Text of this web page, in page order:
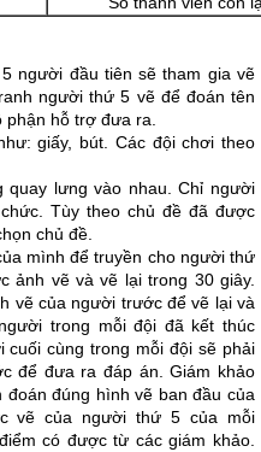
người đầu tiên sẽ tham gia vẽ
người thứ 5 vẽ để đoán tên
hỗ trợ đưa ra.
giấy, bút. Các đội chơi theo
quay lưng vào nhau. Chỉ người
Tùy theo chủ đề đã được
chủ đề.
mình để truyền cho người thứ
ảnh vẽ và vẽ lại trong 30 giây.
vẽ của người trước để vẽ lại và
trong mỗi đội đã kết thúc
cùng trong mỗi đội sẽ phải
để đưa ra đáp án. Giám khảo
đúng hình vẽ ban đầu của
vẽ của người thứ 5 của mỗi
có được từ các giám khảo.